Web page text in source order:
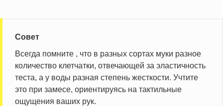
Совет
Всегда помните , что в разных сортах муки разное
количество клетчатки, отвечающей за эластичность
теста, а у воды разная степень жесткости. Учтите
это при замесе, ориентируясь на тактильные
ощущения ваших рук.